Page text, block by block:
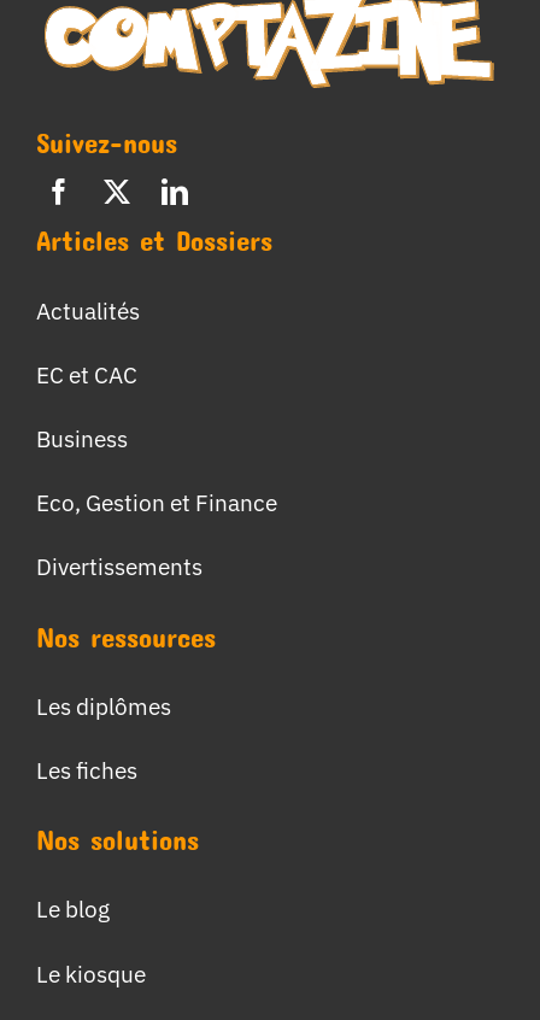
Suivez-nous
Articles et Dossiers
Actualités
EC et CAC
Business
Eco, Gestion et Finance
Divertissements
Nos ressources
Les diplômes
Les fiches
Nos solutions
Le blog
Le kiosque